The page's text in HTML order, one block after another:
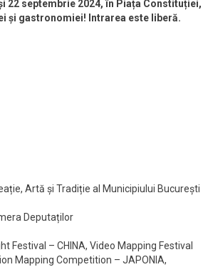
22 septembrie 2024, în Piața Constituției,
și gastronomiei! Intrarea este liberă.
Artă și Tradiție al Municipiului București
Deputaților
Festival – CHINA, Video Mapping Festival
Mapping Competition – JAPONIA,